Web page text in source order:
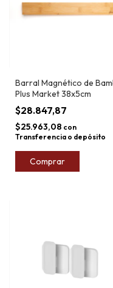
Barral Magnético de
Plus Market 38x5cm
$28.847,87
$25.963,08 con
Transferencia o depósito
Comprar